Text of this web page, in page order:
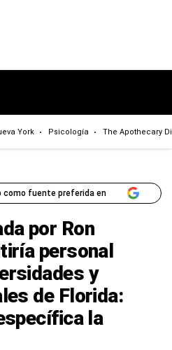
York Psicología The Apothecary
como fuente preferida en
por Ron
personal
y
de Florida:
la